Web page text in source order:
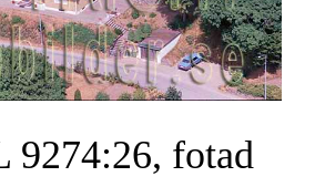
9274:26, fotad